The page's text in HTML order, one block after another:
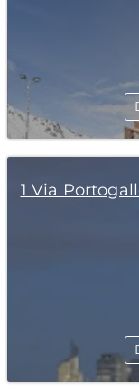
1 Via